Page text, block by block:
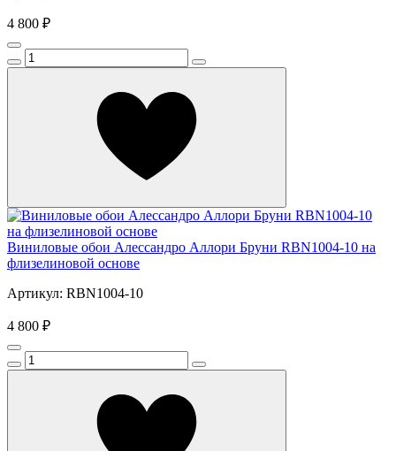
4 800 ₽
Виниловые обои Алессандро Аллори Бруни RBN1004-10 на
флизелиновой основе
Артикул: RBN1004-10
4 800 ₽